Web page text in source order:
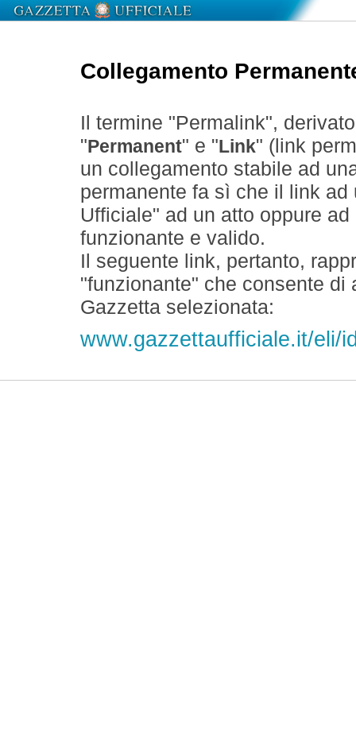
Collegamento
Il termine "Permalink",
" Permanent" e " Link" (link
un collegamento stabile ad
permanente fa sì che il link
Ufficiale" ad un atto oppure
funzionante e valido.
Il seguente link, pertanto,
"funzionante" che consente
Gazzetta selezionata:
www.gazzettaufficiale.it/eli/